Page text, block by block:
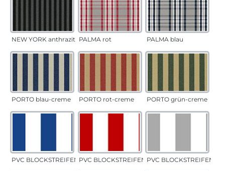
NEW YORK anthrazit PALMA rot PALMA blau
PORTO blau-creme PORTO rot-creme PORTO grün-creme
PVC BLOCKSTREIFEN blauPVC BLOCKSTREIFEN rotPVC BLOCKSTREIFEN